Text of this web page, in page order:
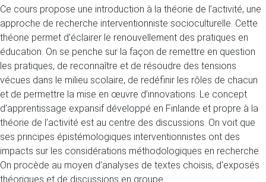
Ce cours propose une introduction à la théorie de l’activité, une
approche de recherche interventionniste socioculturelle. Cette
théorie permet d’éclairer le renouvellement des pratiques en
éducation. On se penche sur la façon de remettre en question
les pratiques, de reconnaître et de résoudre des tensions
vécues dans le milieu scolaire, de redéfinir les rôles de chacun
et de permettre la mise en œuvre d’innovations. Le concept
d’apprentissage expansif développé en Finlande et propre à la
théorie de l’activité est au centre des discussions. On voit que
ses principes épistémologiques interventionnistes ont des
impacts sur les considérations méthodologiques en recherche.
On procède au moyen d’analyses de textes choisis, d'exposés
théoriques et de discussions en groupe.